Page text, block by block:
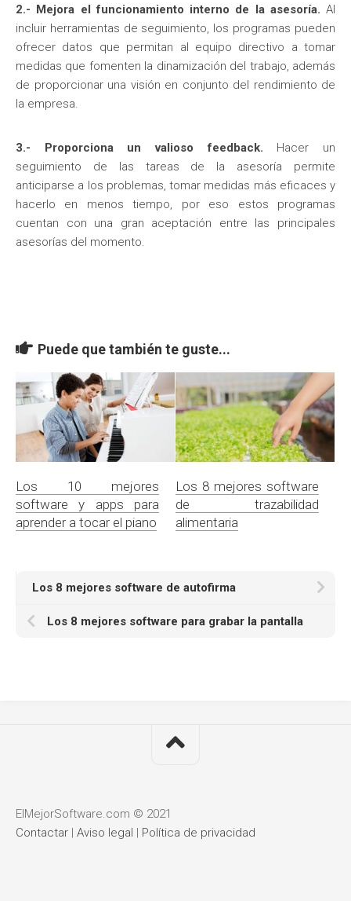
2.- Mejora el funcionamiento interno de la asesoría. Al
incluir herramientas de seguimiento, los programas pueden
ofrecer datos que permitan al equipo directivo a tomar
medidas que fomenten la dinamización del trabajo, además
de proporcionar una visión en conjunto del rendimiento de
la empresa.
3.- Proporciona un valioso feedback. Hacer un
seguimiento de las tareas de la asesoría permite
anticiparse a los problemas, tomar medidas más eficaces y
hacerlo en menos tiempo, por eso estos programas
cuentan con una gran aceptación entre las principales
asesorías del momento.
Puede que también te guste...
Los 10 mejores
software y apps para
aprender a tocar el piano
Los 8 mejores software
de trazabilidad
alimentaria
Los 8 mejores software de autofirma
Los 8 mejores software para grabar la pantalla
ElMejorSoftware.com © 2021
Contactar | Aviso legal | Política de privacidad